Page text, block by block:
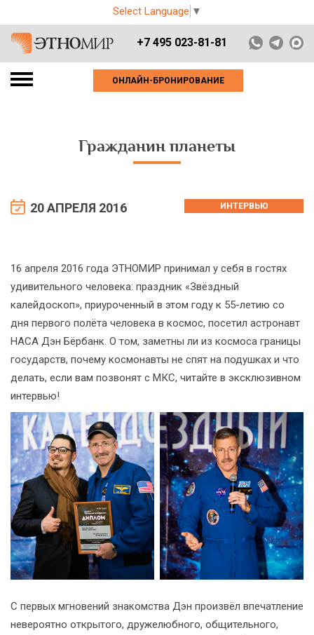
Select Language ▼
+7 495 023-81-81
ОНЛАЙН-БРОНИРОВАНИЕ
Гражданин планеты
20 АПРЕЛЯ 2016 ИНТЕРВЬЮ
16 апреля 2016 года ЭТНОМИР принимал у себя в гостях
удивительного человека: праздник «Звёздный
калейдоскоп», приуроченный в этом году к 55-летию со
дня первого полёта человека в космос, посетил астронавт
НАСА Дэн Бёрбанк. О том, заметны ли из космоса границы
государств, почему космонавты не спят на подушках и что
делать, если вам позвонят с МКС, читайте в эксклюзивном
интервью!
С первых мгновений знакомства Дэн произвёл впечатление
невероятно открытого, дружелюбного, общительного,